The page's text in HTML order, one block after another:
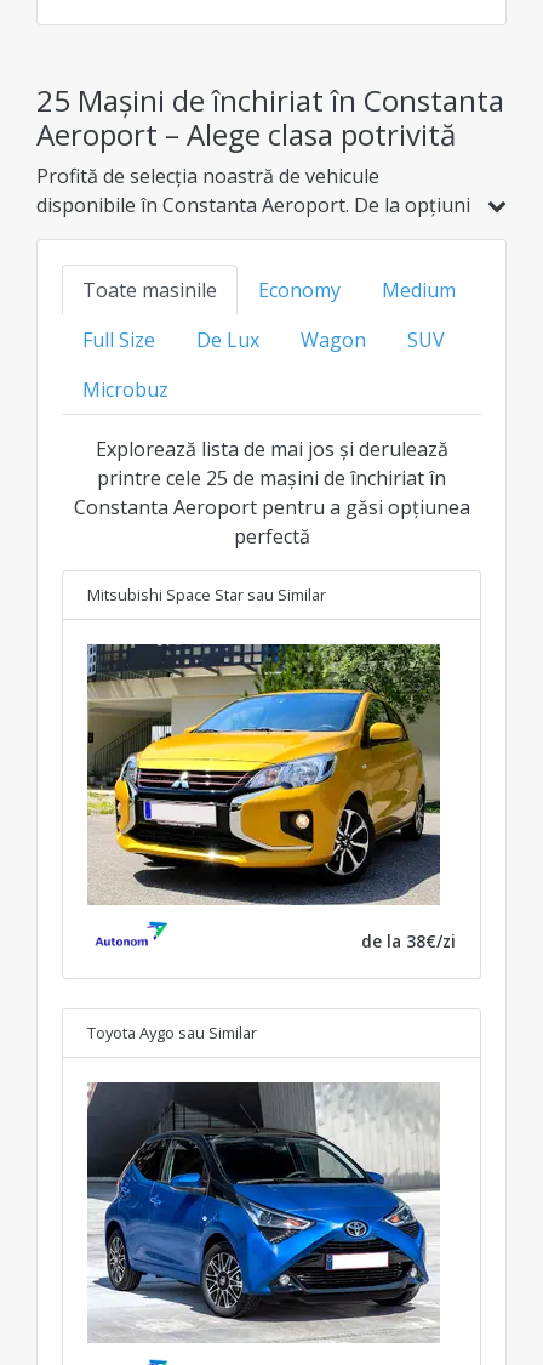
25 Mașini de închiriat în Constanta
Aeroport – Alege clasa potrivită
Profită de selecția noastră de vehicule
disponibile în Constanta Aeroport. De la opțiuni
economice și hibride, până la modele de familie,
SUV-uri sau de lux, găsește varianta ideală la cel
mai bun preț transparent pentru fiecare clasă.
Toate masinile Economy
Medium
Full Size
De Lux Wagon
SUV
Microbuz
Explorează lista de mai jos și derulează
printre cele 25 de mașini de închiriat în
Constanta Aeroport pentru a găsi opțiunea
perfectă
Mitsubishi Space Star sau Similar
de la 38€/zi
Toyota Aygo sau Similar